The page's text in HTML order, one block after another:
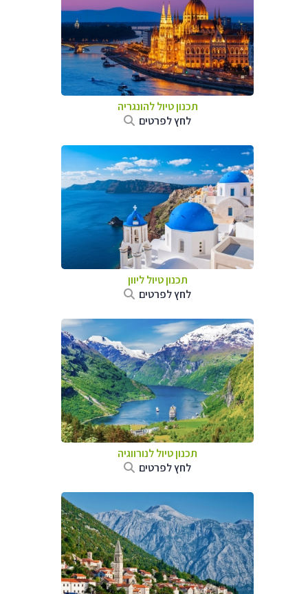
תכנון טיול להונגריה
לחץ לפרטים
תכנון טיול ליוון
לחץ לפרטים
תכנון טיול לנורווגיה
לחץ לפרטים